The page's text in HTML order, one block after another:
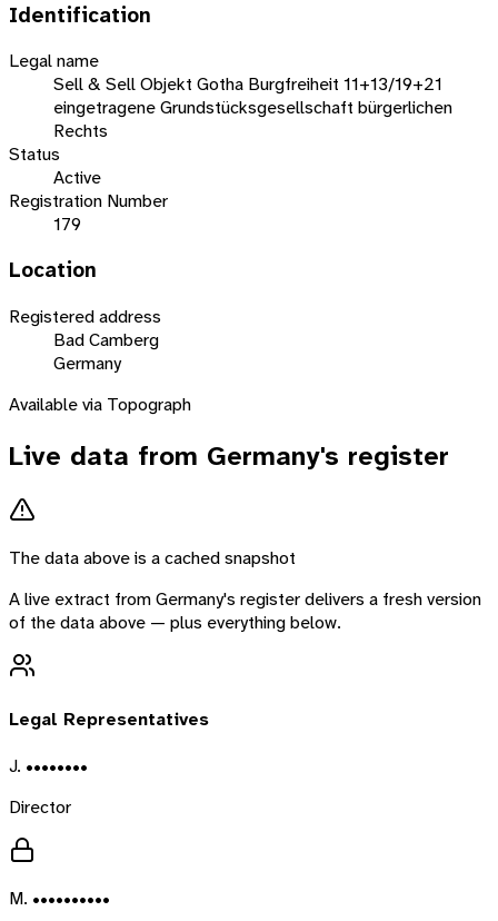
Identification
Legal name
Sell & Sell Objekt Gotha Burgfreiheit 11+13/19+21
eingetragene Grundstücksgesellschaft bürgerlichen
Rechts
Status
Active
Registration Number
179
Location
Registered address
Bad Camberg
Germany
Available via Topograph
Live data from Germany's register
The data above is a cached snapshot
A live extract fromGermany's register delivers a fresh version
of the data above — plus everything below.
Legal Representatives
J. ••••••••
Director
M. ••••••••••